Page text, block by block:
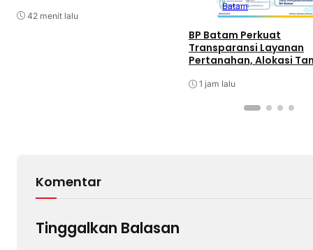
Kantor Samsat
42 menit lalu
Batam
BP Batam Perkuat
Transparansi Layanan
Pertanahan, Alokasi
LMS1 jam lalu
Komentar
Tinggalkan Balasan